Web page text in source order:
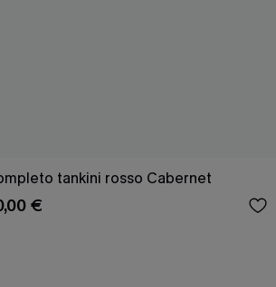
tankini rosso Cabernet
€